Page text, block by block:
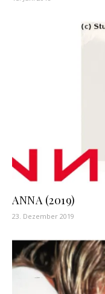
ANNA (2019)
23. Dezember 2019